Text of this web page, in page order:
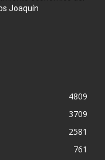
Joaquín
4809
3709
2581
761